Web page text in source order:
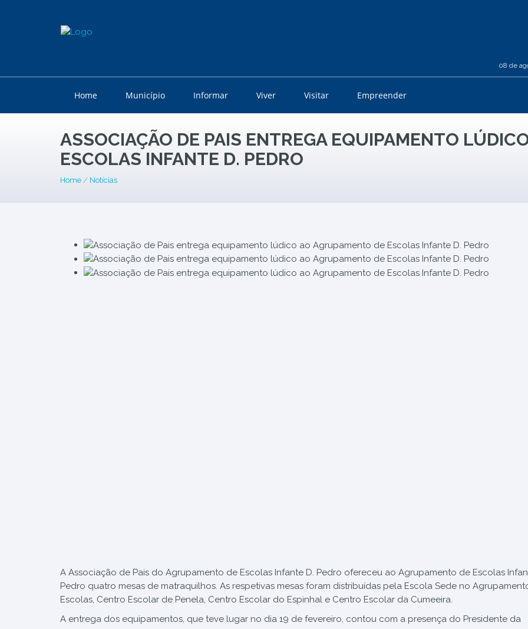
08 de
Home Município Informar Viver Visitar Empreender
ASSOCIAÇÃO DE PAIS ENTREGA EQUIPAMENTO
ESCOLAS INFANTE D. PEDRO
Home / Notícias
A Associação de Pais do Agrupamento de Escolas Infante D. Pedro ofereceu ao Agrupamento de Escolas
Pedro quatro mesas de matraquilhos. As respetivas mesas foram distribuídas pela Escola Sede no
Escolas, Centro Escolar de Penela, Centro Escolar do Espinhal e Centro Escolar da Cumeeira.
A entrega dos equipamentos, que teve lugar no dia 19 de fevereiro, contou com a presença do Presidente da